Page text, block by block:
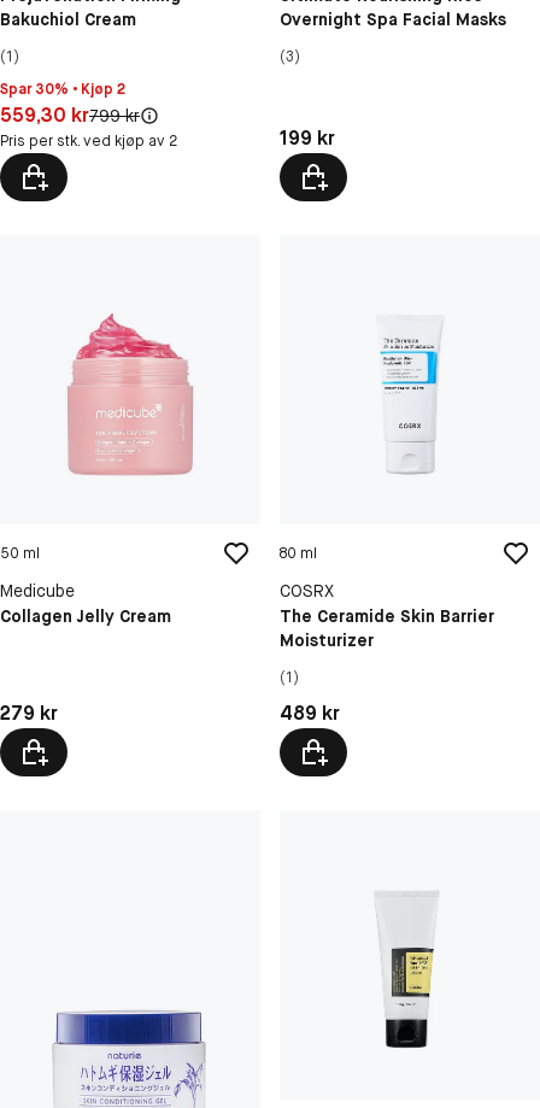
Bakuchiol Cream
(1)
Spar 30% • Kjøp 2
Pris: 559,30 kr
559,30 krOriginal pris:
799 kr
Pris per stk. ved kjøp av 2
Overnight Spa Facial Masks
(3)
Pris: 199 kr
199 kr
50 ml
Medicube
Collagen Jelly Cream
Pris: 279 kr
279 kr
80 ml
COSRX
The Ceramide Skin Barrier
Moisturizer
(1)
Pris: 489 kr
489 kr